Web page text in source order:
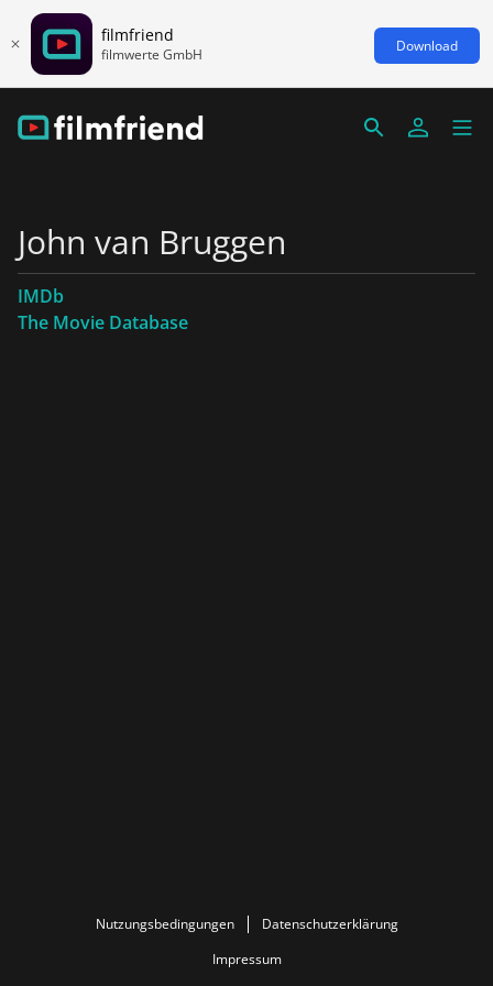
filmfriend
filmwerte GmbH Download
John van Bruggen
IMDb
The Movie Database
Nutzungsbedingungen
Datenschutzerklärung
Impressum